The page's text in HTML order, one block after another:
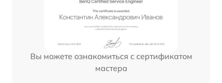
Вы можете ознакомиться с сертификатом
мастера